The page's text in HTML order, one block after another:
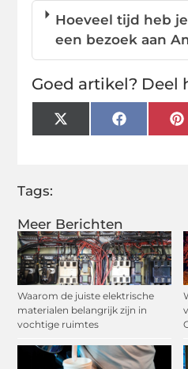
Meer Berichten
Waarom de juiste elektrische
materialen belangrijk zijn in
vochtige ruimtes
Hoeveel tijd heb
een bezoek aan
Goed artikel? Deel
X
(Twitter)
Facebook
Tags: